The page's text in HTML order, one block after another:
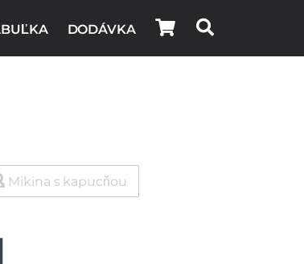
DODÁVKA
Mikina s kapucňou